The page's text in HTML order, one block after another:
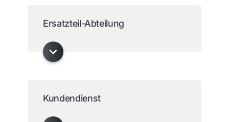
Ersatzteil-Abteilung
Kundendienst